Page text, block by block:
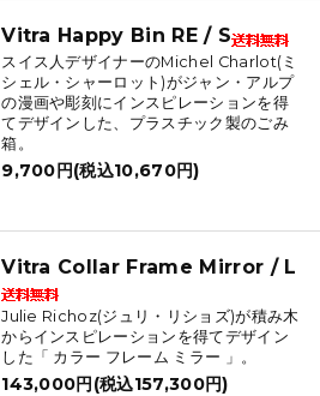
Vitra Happy Bin RE / S
スイス人デザイナーのMichel Charlot(ミ
シェル・シャーロット)がジャン・アルプ
の漫画や彫刻にインスピレーションを得
てデザインした、プラスチック製のごみ
箱。
9,700円(税込10,670円)
Vitra Collar Frame Mirror / L
Julie Richoz(ジュリ・リショズ)が積み木
からインスピレーションを得てデザイン
した「 カラー フレーム ミラー 」。
143,000円(税込157,300円)